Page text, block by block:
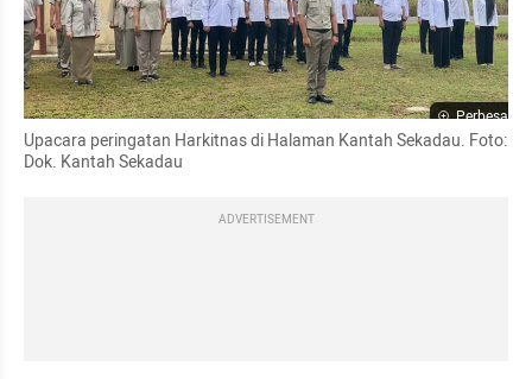
Perbesar
Upacara peringatan Harkitnas di Halaman Kantah Sekadau. Foto:
Dok. Kantah Sekadau
ADVERTISEMENT